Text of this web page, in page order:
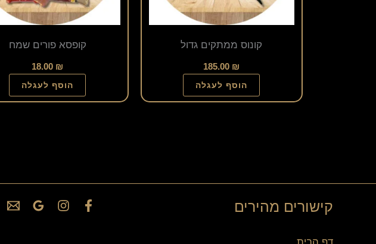
קונוס ממתקים גדול
185.00 ₪
הוסף לעגלה
קופסא פורים שמח
18.00 ₪
הוסף לעגלה
קישורים מהירים